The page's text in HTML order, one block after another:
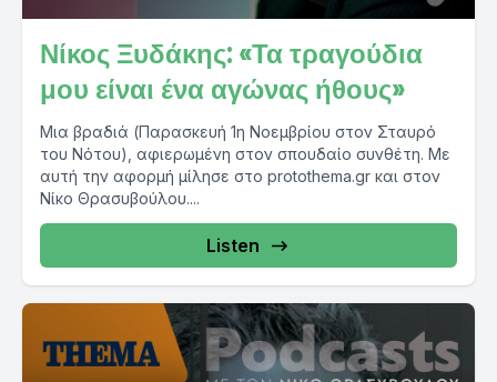
Νίκος Ξυδάκης: «Τα τραγούδια
μου είναι ένα αγώνας ήθους»
Μια βραδιά (Παρασκευή 1η Νοεμβρίου στον Σταυρό
του Νότου), αφιερωμένη στον σπουδαίο συνθέτη. Με
αυτή την αφορμή μίλησε στο protothema.gr και στον
Νίκο Θρασυβούλου....
Listen